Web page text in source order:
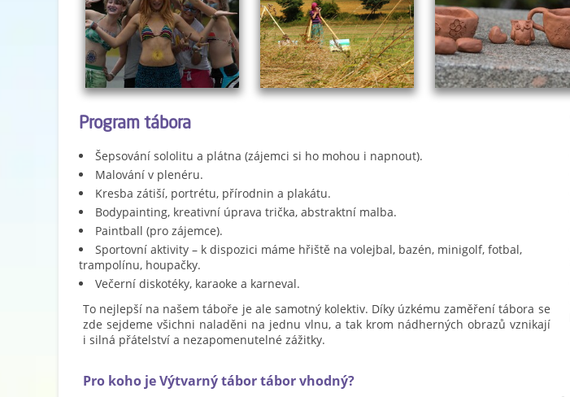
Program tábora
Šepsování sololitu a plátna (zájemci si ho mohou i napnout).
Malování v plenéru.
Kresba zátiší, portrétu, přírodnin a plakátu.
Bodypainting, kreativní úprava trička, abstraktní malba.
Paintball (pro zájemce).
Sportovní aktivity – k dispozici máme hřiště na volejbal, bazén, minigolf, fotbal,
trampolínu, houpačky.
Večerní diskotéky, karaoke a karneval.
To nejlepší na našem táboře je ale samotný kolektiv. Díky úzkému zaměření tábora se
zde sejdeme všichni naladěni na jednu vlnu, a tak krom nádherných obrazů vznikají
i silná přátelství a nezapomenutelné zážitky.
Pro koho je Výtvarný tábor tábor vhodný?